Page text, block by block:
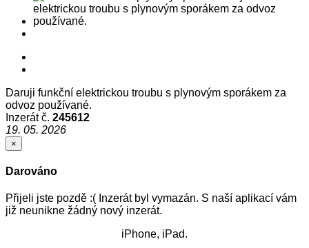
Daruji funkční elektrickou troubu s plynovým sporákem za
odvoz používané.
Inzerát č. 245612
19. 05. 2026
×
Darováno
Přijeli jste pozdě :( Inzerát byl vymazán. S naší aplikací vám
již neunikne žádný nový inzerát.
iPhone, iPad.